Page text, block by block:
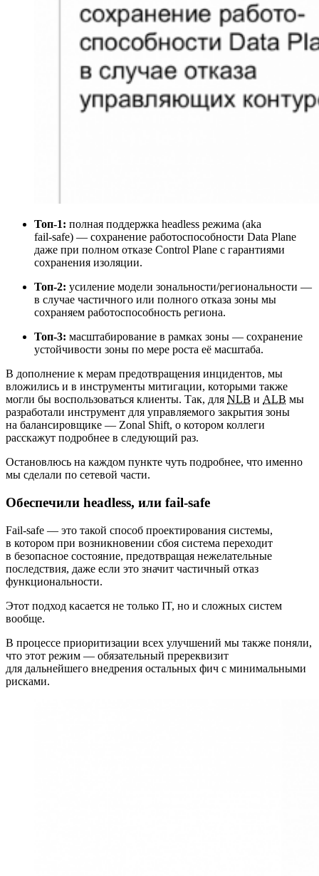
Топ-1: полная поддержка headless режима (aka
fail‑safe) — сохранение работоспособности Data Plane
даже при полном отказе Control Plane с гарантиями
сохранения изоляции.
Топ-2: усиление модели зональности/региональности —
в случае частичного или полного отказа зоны мы
сохраняем работоспособность региона.
Топ-3: масштабирование в рамках зоны — сохранение
устойчивости зоны по мере роста её масштаба.
В дополнение к мерам предотвращения инцидентов, мы
вложились и в инструменты митигации, которыми также
могли бы воспользоваться клиенты. Так, для NLB и ALB мы
разработали инструмент для управляемого закрытия зоны
на балансировщике — Zonal Shift, о котором коллеги
расскажут подробнее в следующий раз.
Остановлюсь на каждом пункте чуть подробнее, что именно
мы сделали по сетевой части.
Обеспечили headless, или fail-safe
Fail‑safe — это такой способ проектирования системы,
в котором при возникновении сбоя система переходит
в безопасное состояние, предотвращая нежелательные
последствия, даже если это значит частичный отказ
функциональности.
Этот подход касается не только IT, но и сложных систем
вообще.
В процессе приоритизации всех улучшений мы также поняли,
что этот режим — обязательный пререквизит
для дальнейшего внедрения остальных фич с минимальными
рисками.